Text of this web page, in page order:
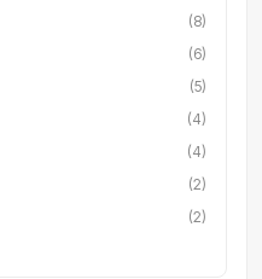
(8)
(6)
(5)
(4)
(4)
(2)
(2)